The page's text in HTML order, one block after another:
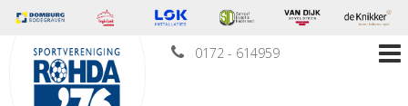
0172 - 614959